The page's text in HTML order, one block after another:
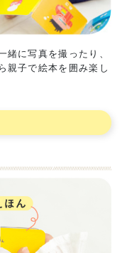
に写真を撮ったり、
親子で絵本を囲み楽し